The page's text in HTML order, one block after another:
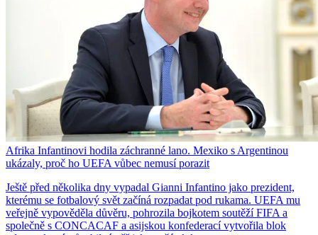
Afrika Infantinovi hodila záchranné lano. Mexiko s Argentinou
ukázaly, proč ho UEFA vůbec nemusí porazit
Ještě před několika dny vypadal Gianni Infantino jako prezident,
kterému se fotbalový svět začíná rozpadat pod rukama. UEFA mu
veřejně vypověděla důvěru, pohrozila bojkotem soutěží FIFA a
společně s CONCACAF a asijskou konfederací vytvořila blok